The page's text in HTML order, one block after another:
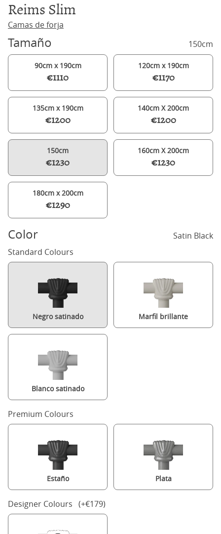
Reims Slim
Camas de forja
Tamaño 150cm
90cm x 190cm
€1110
120cm x 190cm
€1170
135cm x 190cm
€1200
140cm X 200cm
€1200
150cm
€1230
160cm X 200cm
€1230
180cm x 200cm
€1290
Color
Satin Black
Standard Colours
Negro satinado Marfil brillante
Blanco satinado
Premium Colours
Estaño Plata
Designer Colours (+€179)